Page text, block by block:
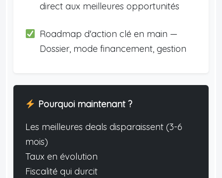
direct aux meilleures opportunités
Roadmap d'action clé en main —
Dossier, mode financement, gestion
Pourquoi maintenant ?
Les meilleures deals disparaissent (3-6
mois)
Taux en évolution
Fiscalité qui durcit